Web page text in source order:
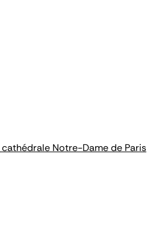
Notre-Dame de Paris